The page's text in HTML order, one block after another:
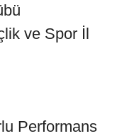
ve Spor İl
Performans